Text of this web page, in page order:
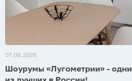
07.08.2026
Шоурумы «Лугометрии» - одни